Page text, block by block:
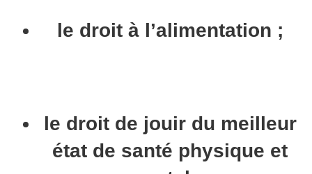
le droit à l’alimentation ;
le droit de jouir du meilleur
état de santé physique et